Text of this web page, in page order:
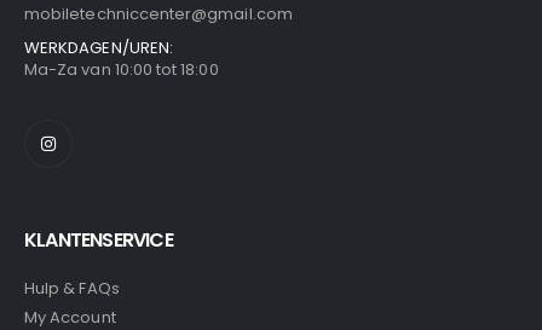
mobiletechniccenter@gmail.com
WERKDAGEN/UREN:
Ma-Za van 10:00 tot 18:00
KLANTENSERVICE
Hulp & FAQs
My Account